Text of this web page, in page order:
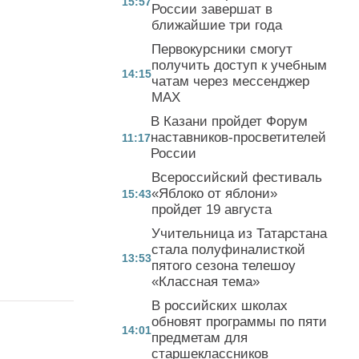
России завершат в
ближайшие три года
14:15
Первокурсники смогут
получить доступ к учебным
чатам через мессенджер
MAX
11:17
В Казани пройдет Форум
наставников-просветителей
России
15:43
Всероссийский фестиваль
«Яблоко от яблони»
пройдет 19 августа
13:53
Учительница из Татарстана
стала полуфиналисткой
пятого сезона телешоу
«Классная тема»
14:01
В российских школах
обновят программы по пяти
предметам для
старшеклассников